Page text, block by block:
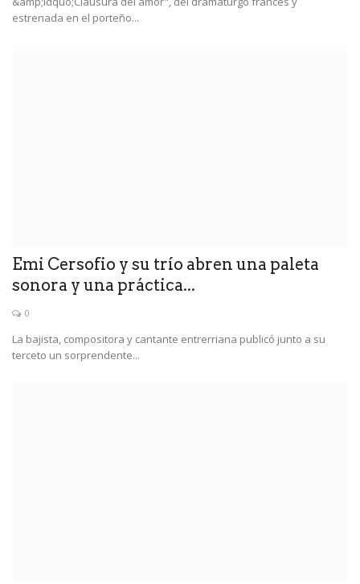
estrenada en el porteño...
Emi Cersofio y su trío abren una paleta
sonora y una práctica...
0
La bajista, compositora y cantante entrerriana publicó junto a su
terceto un sorprendente...